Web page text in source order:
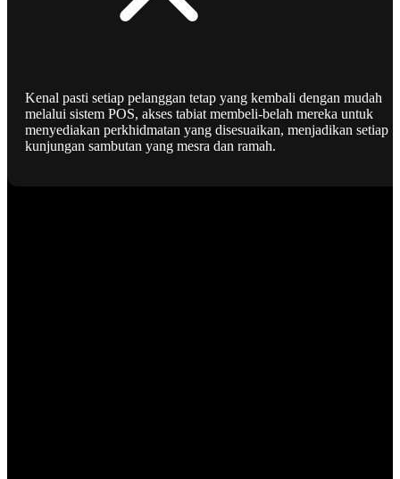
Kenal pasti setiap pelanggan tetap yang kembali dengan mudah
melalui sistem POS, akses tabiat membeli-belah mereka untuk
menyediakan perkhidmatan yang disesuaikan, menjadikan setiap
kunjungan sambutan yang mesra dan ramah.